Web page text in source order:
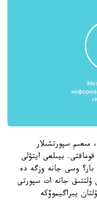
مىعىم سپورتشىلار
بيىلعى ايتۋلى
بار؟ وسى جانە وزگە دە
ۇلتتىق جانە ات سپورتى
يبراگيموۆكە